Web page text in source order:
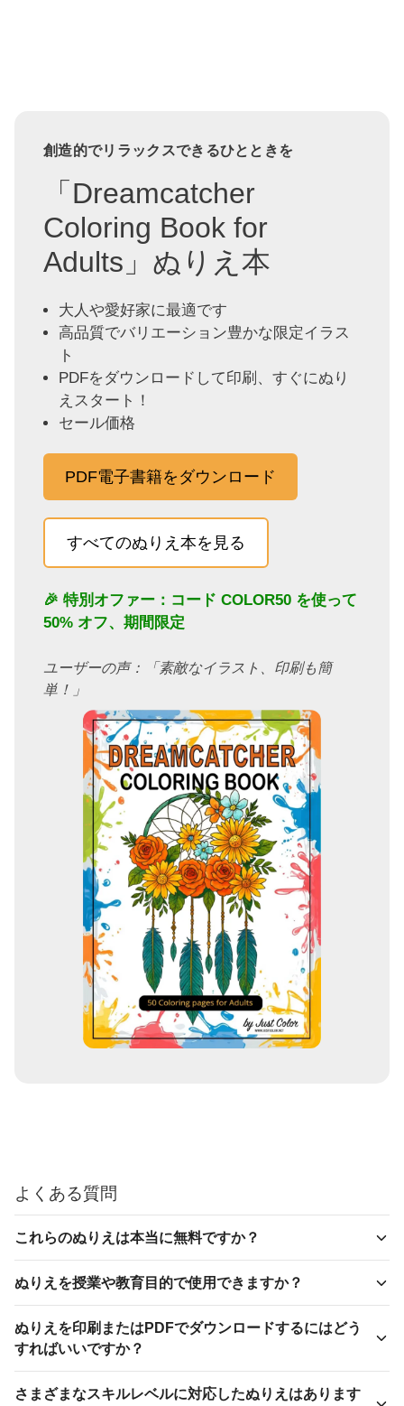
創造的でリラックスできるひとときを
「Dreamcatcher
Coloring Book for
Adults」ぬりえ本
大人や愛好家に最適です
高品質でバリエーション豊かな限定イラス
ト
PDFをダウンロードして印刷、すぐにぬり
えスタート！
セール価格
PDF電子書籍をダウンロード
すべてのぬりえ本を見る
🎉 特別オファー：コード COLOR50 を使って
50% オフ、期間限定
ユーザーの声：「素敵なイラスト、印刷も簡
単！」
よくある質問
これらのぬりえは本当に無料ですか？
ぬりえを授業や教育目的で使用できますか？
ぬりえを印刷またはPDFでダウンロードするにはどう
すればいいですか？
さまざまなスキルレベルに対応したぬりえはあります